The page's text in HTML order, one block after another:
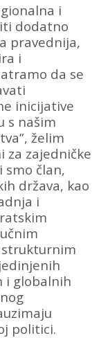
i
dodatno
pravednija,
i
da se
inicijative
s našim
želim
za zajedničke
smo član,
država, kao
i
i globalnih
politici.